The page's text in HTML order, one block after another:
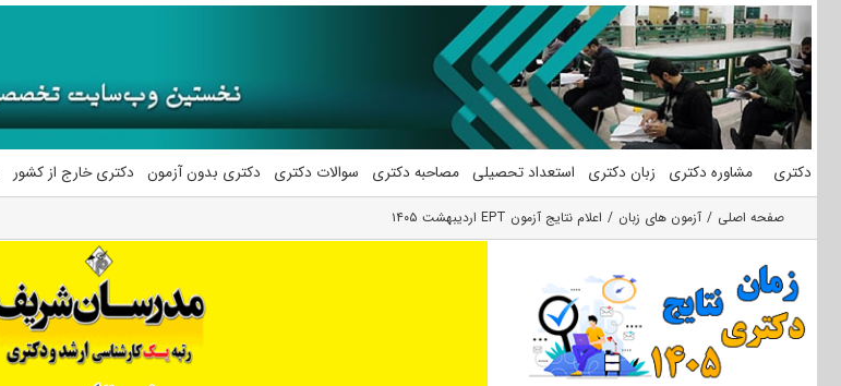
محتوا
دکتری مشاوره دکتری زبان دکتری استعداد تحصیلی مصاحبه دکتری سوالات دکتری دکتری بدون آزمون دکتری خارج از کشور
صفحه اصلی آزمون های زبان اعلام نتایج آزمون EPT اردیبهشت ۱۴۰۵